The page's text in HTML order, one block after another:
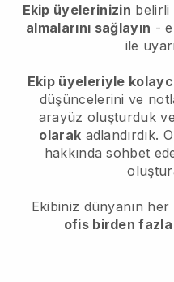
Ekip üyelerinizin belirli
almalarını sağlayın -
ile
Ekip üyeleriyle
düşüncelerini ve
arayüz oluşturduk
olarak adlandırdık.
hakkında sohbet
Ekibiniz dünyanın
ofis birden fazla